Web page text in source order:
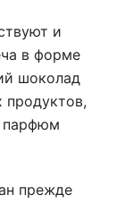
и
в форме
шоколад
продуктов,
парфюм
прежде